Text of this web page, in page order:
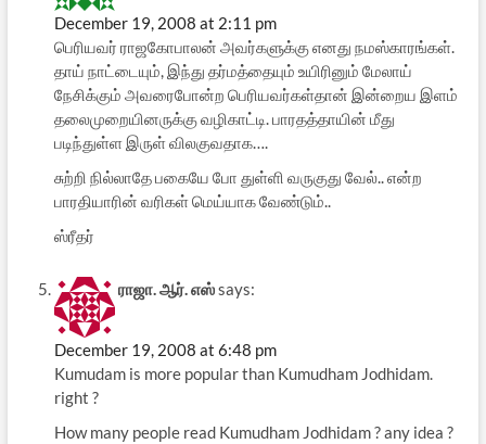
December 19, 2008 at 2:11 pm
பெரியவர் ராஜகோபாலன் அவர்களுக்கு எனது நமஸ்காரங்கள்.
தாய் நாட்டையும், இந்து தர்மத்தையும் உயிரினும் மேலாய்
நேசிக்கும் அவரைபோன்ற பெரியவர்கள்தான் இன்றைய இளம்
தலைமுறையினருக்கு வழிகாட்டி. பாரதத்தாயின் மீது
படிந்துள்ள இருள் விலகுவதாக….
சுற்றி நில்லாதே பகையே போ துள்ளி வருகுது வேல்.. என்ற
பாரதியாரின் வரிகள் மெய்யாக வேண்டும்..
ஸ்ரீதர்
ராஜா. ஆர். எஸ்says:
December 19, 2008 at 6:48 pm
Kumudam is more popular than Kumudham Jodhidam.
right ?
How many people read Kumudham Jodhidam ? any idea ?